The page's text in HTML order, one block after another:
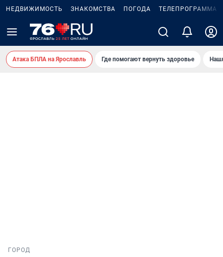
НЕДВИЖИМОСТЬ ЗНАКОМСТВА ПОГОДА ТЕЛЕПРОГРАММА
Атака БПЛА на Ярославль Где помогают вернуть здоровье
ГОРОД